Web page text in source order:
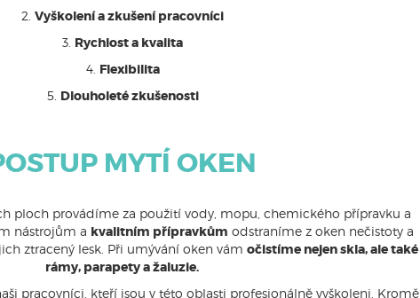
Vyškolení a zkušení pracovníci
Rychlost a kvalita
Flexibilita
Dlouholeté zkušenosti
MYTÍ OKEN
ploch provádíme za použití vody, mopu, chemického přípravku a
nástrojům a kvalitním přípravkům odstraníme z oken nečistoty a
ztracený lesk. Při umývání oken vám očistíme nejen skla, ale také
rámy, parapety a žaluzie.
pracovníci, kteří jsou v této oblasti profesionálně vyškoleni. Kromě